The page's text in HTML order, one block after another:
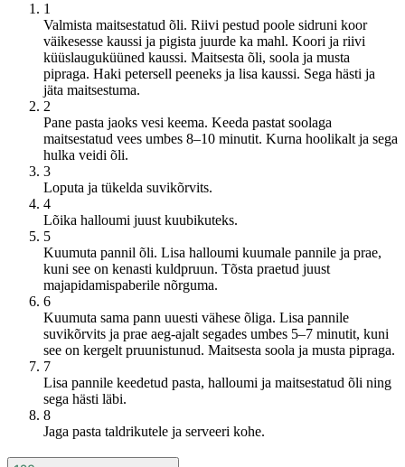
1
Valmista maitsestatud õli. Riivi pestud poole sidruni koor
väikesesse kaussi ja pigista juurde ka mahl. Koori ja riivi
küüslauguküüned kaussi. Maitsesta õli, soola ja musta
pipraga. Haki petersell peeneks ja lisa kaussi. Sega hästi ja
jäta maitsestuma.
2
Pane pasta jaoks vesi keema. Keeda pastat soolaga
maitsestatud vees umbes 8–10 minutit. Kurna hoolikalt ja sega
hulka veidi õli.
3
Loputa ja tükelda suvikõrvits.
4
Lõika halloumi juust kuubikuteks.
5
Kuumuta pannil õli. Lisa halloumi kuumale pannile ja prae,
kuni see on kenasti kuldpruun. Tõsta praetud juust
majapidamispaberile nõrguma.
6
Kuumuta sama pann uuesti vähese õliga. Lisa pannile
suvikõrvits ja prae aeg-ajalt segades umbes 5–7 minutit, kuni
see on kergelt pruunistunud. Maitsesta soola ja musta pipraga.
7
Lisa pannile keedetud pasta, halloumi ja maitsestatud õli ning
sega hästi läbi.
8
Jaga pasta taldrikutele ja serveeri kohe.